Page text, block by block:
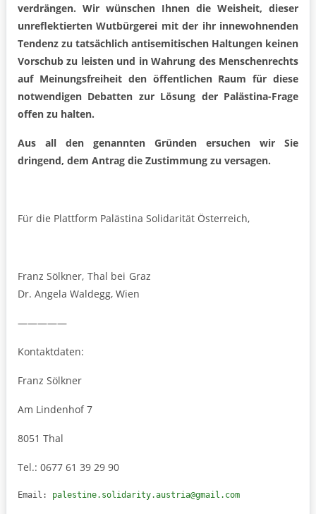
verdrängen. Wir wünschen Ihnen die Weisheit, dieser
unreflektierten Wutbürgerei mit der ihr innewohnenden
Tendenz zu tatsächlich antisemitischen Haltungen keinen
Vorschub zu leisten und in Wahrung des Menschenrechts
auf Meinungsfreiheit den öffentlichen Raum für diese
notwendigen Debatten zur Lösung der Palästina-Frage
offen zu halten.
Aus all den genannten Gründen ersuchen wir Sie
dringend, dem Antrag die Zustimmung zu versagen.
Für die Plattform Palästina Solidarität Österreich,
Franz Sölkner, Thal bei Graz
Dr. Angela Waldegg, Wien
—————
Kontaktdaten:
Franz Sölkner
Am Lindenhof 7
8051 Thal
Tel.: 0677 61 39 29 90
Email: palestine.solidarity.austria@gmail.com